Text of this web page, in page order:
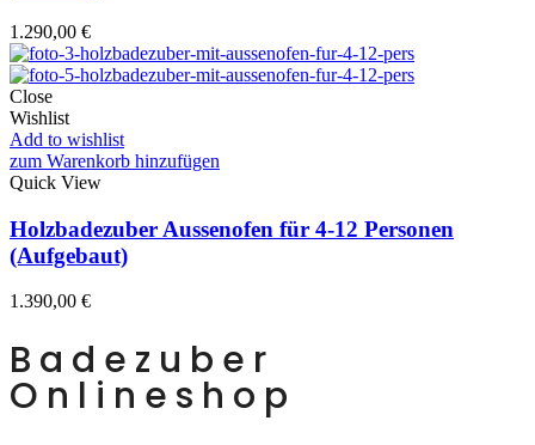
1.290,00 €
Close
Wishlist
Add to wishlist
zum Warenkorb hinzufügen
Quick View
Holzbadezuber Aussenofen für 4-12 Personen
(Aufgebaut)
1.390,00 €
Badezuber
Onlineshop